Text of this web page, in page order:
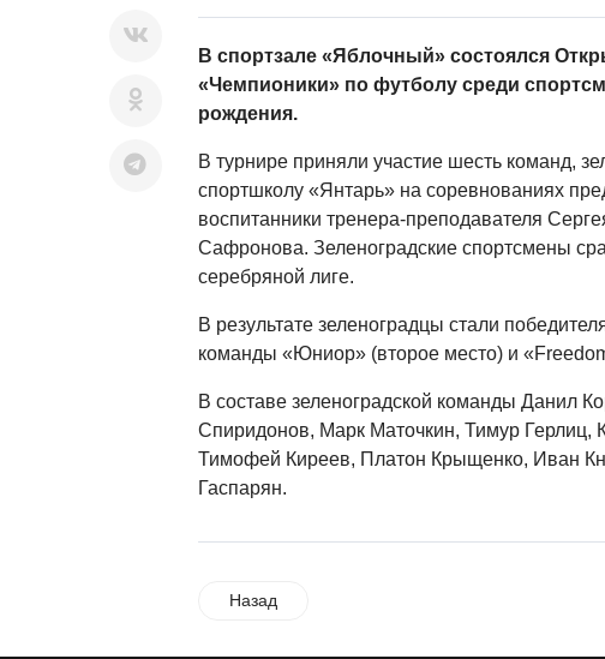
В спортзале «Яблочный» состоялся
«Чемпионики» по футболу среди
рождения.
В турнире приняли участие шесть команд,
спортшколу «Янтарь» на соревнованиях
воспитанники тренера-преподавателя
Сафронова. Зеленоградские спортсмены
серебряной лиге.
В результате зеленоградцы стали
команды «Юниор» (второе место) и
В составе зеленоградской команды Данил
Спиридонов, Марк Маточкин, Тимур Герлиц,
Тимофей Киреев, Платон Крыщенко, Иван
Гаспарян.
Назад